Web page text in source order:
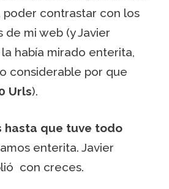
poder contrastar con los
mi web (y Javier
había mirado enterita,
considerable por que
Urls).
hasta que tuve todo
enterita. Javier
con creces.